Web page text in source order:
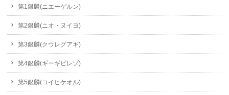
第1銀麟(ニエーゲルン)
第2銀麟(ニオ・ヌイヨ)
第3銀麟(クウレグアギ)
第4銀麟(ギーギビレゾ)
第5銀麟(コイヒケオル)